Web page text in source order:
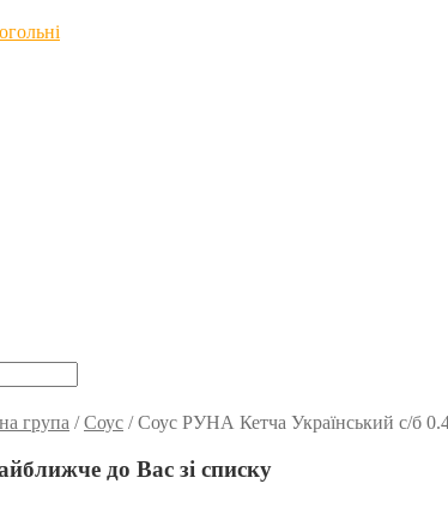
група /Соус /Соус РУНА Кетча Український с/б
до Вас зі списку